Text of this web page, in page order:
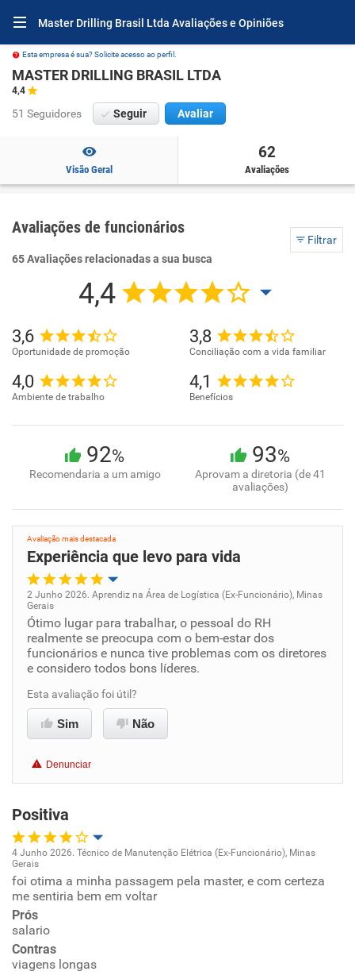
Master Drilling Brasil Ltda Avaliações e Opiniões
Esta empresa é sua? Solicite acesso ao perfil.
MASTER DRILLING BRASIL LTDA
4,4
51 Seguidores Seguir Avaliar
Visão Geral
62
Avaliações
Avaliações de funcionários
Filtrar
65 Avaliações relacionadas a sua busca
4,4
3,6
Oportunidade de promoção
3,8
Conciliação com a vida familiar
4,0
Ambiente de trabalho
4,1
Benefícios
92%
Recomendaria a um amigo
93%
Aprovam a diretoria (de 41
avaliações)
Avaliação mais destacada
Experiência que levo para vida
Oportunidade de promoção
Ambiente de trabalho
Conciliação com a vida familiar
Benefícios
2 Junho 2026. Aprendiz na Área de Logística (Ex-Funcionário), Minas
Gerais
Ótimo lugar para trabalhar, o pessoal do RH
realmente se preocupa com o bem-estar dos
funcionários e nunca tive problemas com os diretores
e considero todos bons líderes.
Esta avaliação foi útil?
Sim Não
Denunciar
Positiva
Oportunidade de promoção
Ambiente de trabalho
Conciliação com a vida familiar
4 Junho 2026. Técnico de Manutenção Elétrica (Ex-Funcionário), Minas
Gerais
foi otima a minha passagem pela master, e com certeza
me sentiria bem em voltar
Prós
salario
Contras
viagens longas